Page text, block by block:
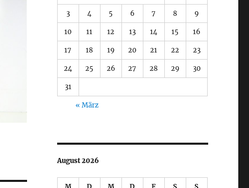
3 4 5 6 7 8 9
10 11 12 13 14 15 16
17 18 19 20 21 22 23
24 25 26 27 28 29 30
31
« März
August 2026